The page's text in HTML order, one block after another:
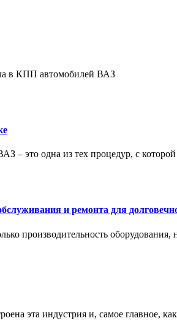
в КПП автомобилей ВАЗ
– это одна из тех процедур, с
и ремонта для
производительность
эта индустрия и, самое главное,